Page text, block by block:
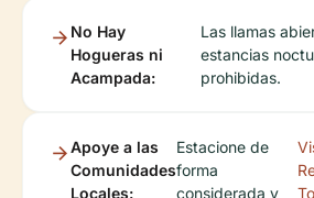
No Hay
Hogueras ni
Acampada:
Las llamas
estancias
prohibidas.
Apoye a las
Comunidades
Locales:
Estacione de
forma
considerada y